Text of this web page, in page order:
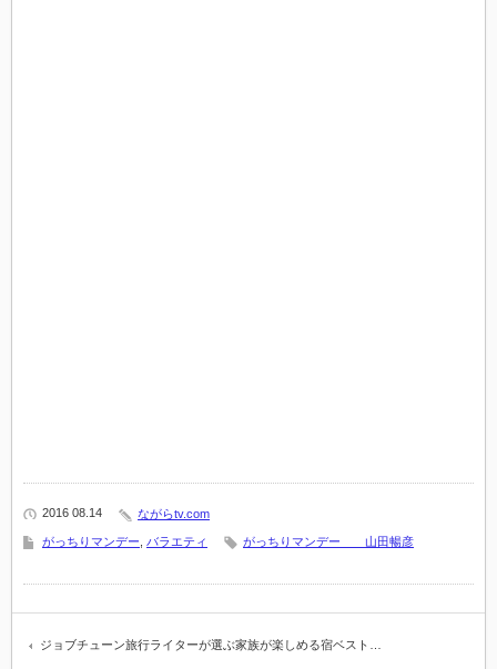
2016 08.14 ながらtv.com
がっちりマンデー バラエティ がっちりマンデー 山田暢彦
ジョブチューン旅行ライターが選ぶ家族が楽しめる宿ベスト…